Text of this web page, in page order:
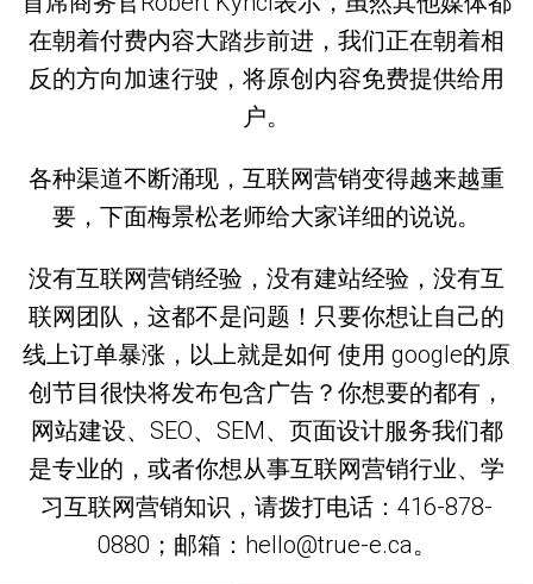
在朝着付费内容大踏步前进，我们正在朝着相
反的方向加速行驶，将原创内容免费提供给用
户。
各种渠道不断涌现，互联网营销变得越来越重
要，下面梅景松老师给大家详细的说说。
没有互联网营销经验，没有建站经验，没有互
联网团队，这都不是问题！只要你想让自己的
线上订单暴涨，以上就是如何 使用 google的原
创节目很快将发布包含广告？你想要的都有，
网站建设、SEO、SEM、页面设计服务我们都
是专业的，或者你想从事互联网营销行业、学
习互联网营销知识，请拨打电话：416-878-
0880；邮箱：hello@true-e.ca。